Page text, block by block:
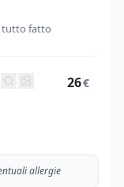
tutto fatto
26€
allergie